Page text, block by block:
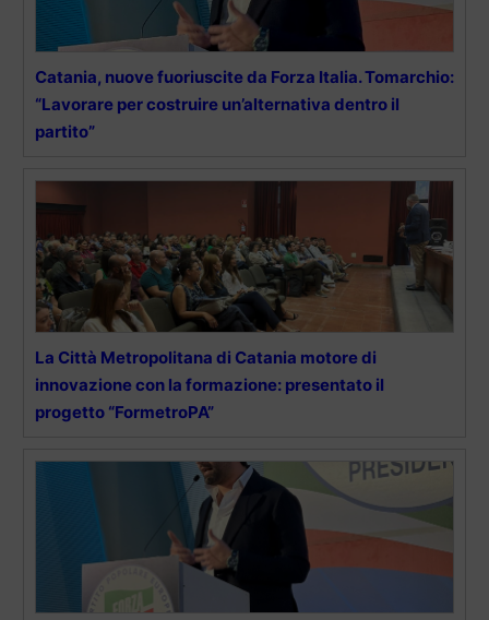
Catania, nuove fuoriuscite da Forza Italia. Tomarchio:
“Lavorare per costruire un’alternativa dentro il
partito”
La Città Metropolitana di Catania motore di
innovazione con la formazione: presentato il
progetto “FormetroPA”